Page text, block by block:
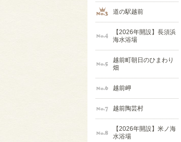
道の駅越前
【2026年開設】長須浜
海水浴場
越前町朝日のひまわり
畑
越前岬
越前陶芸村
【2026年開設】米ノ海
水浴場